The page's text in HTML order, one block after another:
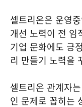
셀트리온은 운영
개선 노력이 전 임
기업 문화에도 긍
리 만들기 노력을
셀트리온 관계자
인 문제로 꼽히는